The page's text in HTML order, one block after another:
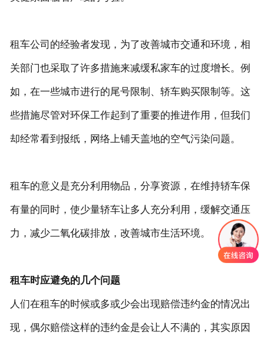
租车公司的经验者发现，为了改善城市交通和环境，相
关部门也采取了许多措施来减缓私家车的过度增长。例
如，在一些城市进行的尾号限制、轿车购买限制等。这
些措施尽管对环保工作起到了重要的推进作用，但我们
却经常看到报纸，网络上铺天盖地的空气污染问题。
租车的意义是充分利用物品，分享资源，在维持轿车保
有量的同时，使少量轿车让多人充分利用，缓解交通压
力，减少二氧化碳排放，改善城市生活环境。
租车时应避免的几个问题
人们在租车的时候或多或少会出现赔偿违约金的情况出
现，偶尔赔偿这样的违约金是会让人不满的，其实原因